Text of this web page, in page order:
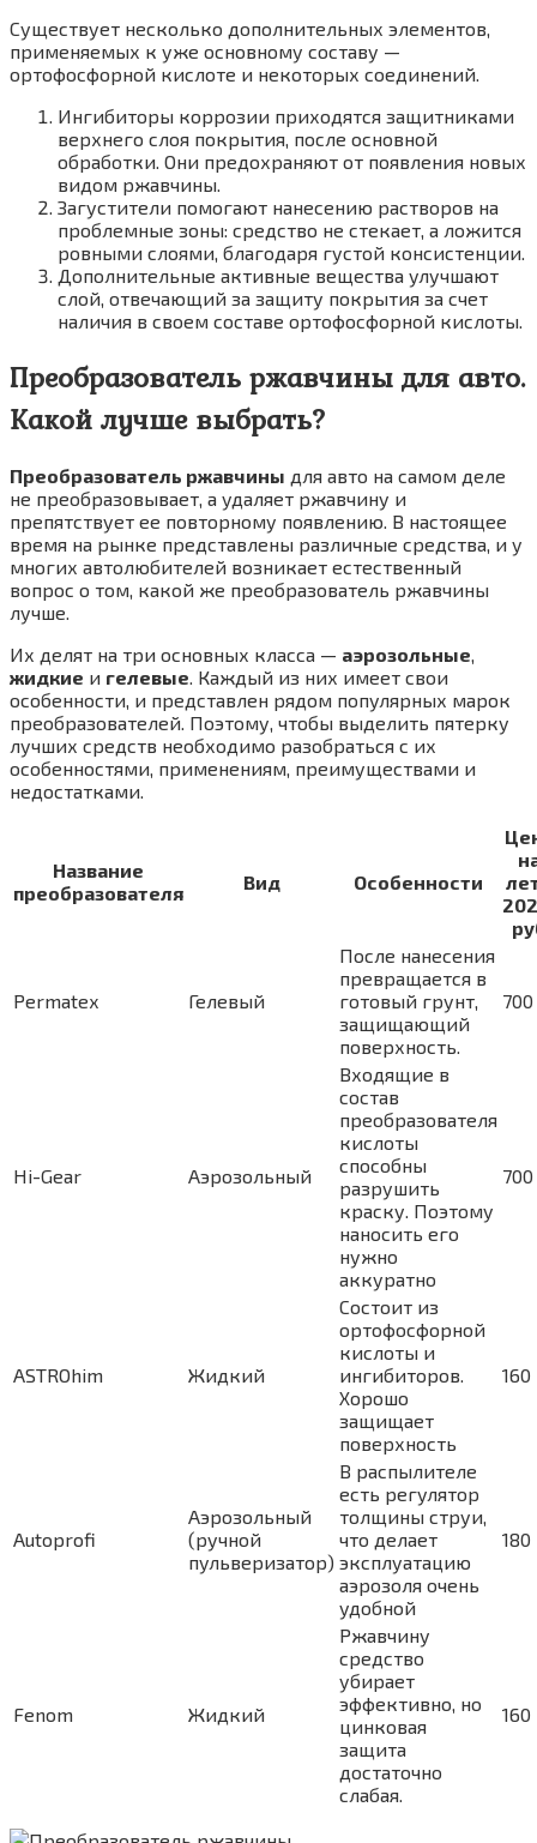
Существует несколько дополнительных элементов,
применяемых к уже основному составу —
ортофосфорной кислоте и некоторых соединений.
Ингибиторы коррозии приходятся защитниками
верхнего слоя покрытия, после основной
обработки. Они предохраняют от появления новых
видом ржавчины.
Загустители помогают нанесению растворов на
проблемные зоны: средство не стекает, а ложится
ровными слоями, благодаря густой консистенции.
Дополнительные активные вещества улучшают
слой, отвечающий за защиту покрытия за счет
наличия в своем составе ортофосфорной кислоты.
Преобразователь ржавчины для авто.
Какой лучше выбрать?
Преобразователь ржавчины для авто на самом деле
не преобразовывает, а удаляет ржавчину и
препятствует ее повторному появлению. В настоящее
время на рынке представлены различные средства, и у
многих автолюбителей возникает естественный
вопрос о том, какой же преобразователь ржавчины
лучше.
Их делят на три основных класса — аэрозольные,
жидкие и гелевые. Каждый из них имеет свои
особенности, и представлен рядом популярных марок
преобразователей. Поэтому, чтобы выделить пятерку
лучших средств необходимо разобраться с их
особенностями, применениям, преимуществами и
недостатками.
Название
преобразователя
Вид Особенности
Permatex Гелевый
После нанесения
превращается в
готовый грунт,
защищающий
поверхность.
700
Hi-Gear Аэрозольный
Входящие в
состав
преобразователя
кислоты
способны
разрушить
краску. Поэтому
наносить его
нужно
аккуратно
700
ASTROhim Жидкий
Состоит из
ортофосфорной
кислоты и
ингибиторов.
Хорошо
защищает
поверхность
160
Autoprofi
Аэрозольный
(ручной
пульверизатор)
В распылителе
есть регулятор
толщины струи,
что делает
эксплуатацию
аэрозоля очень
удобной
180
Fenom Жидкий
Ржавчину
средство
убирает
эффективно, но
цинковая
защита
достаточно
слабая.
160